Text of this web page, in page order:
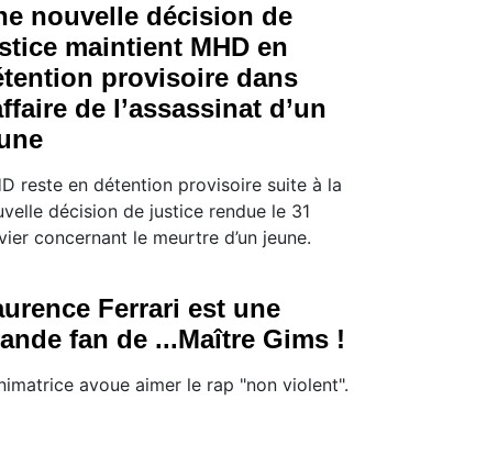
nouvelle décision de
maintient MHD en
provisoire dans
de l’assassinat d’un
reste en détention provisoire suite à la
décision de justice rendue le 31
concernant le meurtre d’un jeune.
Ferrari est une
fan de ...Maître Gims !
avoue aimer le rap "non violent".